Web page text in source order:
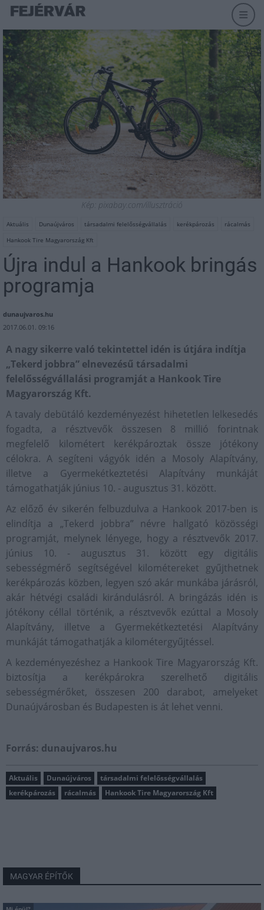
Kép: pixabay.com/illusztráció
Aktuális Dunaújváros társadalmi felelősségvállalás kerékpározás
rácalmás
Hankook Tire Magyarország Kft
Újra indul a Hankook bringás
programja
dunaujvaros.hu
2017.06.01. 09:16
A nagy sikerre való tekintettel idén is útjára indítja
„Tekerd jobbra” elnevezésű társadalmi
felelősségvállalási programját a Hankook Tire
Magyarország Kft.
A tavaly debütáló kezdeményezést hihetetlen lelkesedés
fogadta, a résztvevők összesen 8 millió forintnak
megfelelő kilométert kerékpároztak össze jótékony
célokra. A segíteni vágyók idén a Mosoly Alapítvány,
illetve a Gyermekétkeztetési Alapítvány munkáját
támogathatják június 10. - augusztus 31. között.
Az előző év sikerén felbuzdulva a Hankook 2017-ben is
elindítja a „Tekerd jobbra” névre hallgató közösségi
programját, melynek lényege, hogy a résztvevők 2017.
június 10. - augusztus 31. között egy digitális
sebességmérő segítségével kilométereket gyűjthetnek
kerékpározás közben, legyen szó akár munkába járásról,
akár hétvégi családi kirándulásról. A bringázás idén is
jótékony céllal történik, a résztvevők ezúttal a Mosoly
Alapítvány, illetve a Gyermekétkeztetési Alapítvány
munkáját támogathatják a kilométergyűjtéssel.
A kezdeményezéshez a Hankook Tire Magyarország Kft.
biztosítja a kerékpárokra szerelhető digitális
sebességmérőket, összesen 200 darabot, amelyeket
Dunaújvárosban és Budapesten is át lehet venni.
Forrás: dunaujvaros.hu
Aktuális Dunaújváros
társadalmi felelősségvállalás
kerékpározás
rácalmás Hankook Tire Magyarország Kft
MAGYAR ÉPÍTŐK